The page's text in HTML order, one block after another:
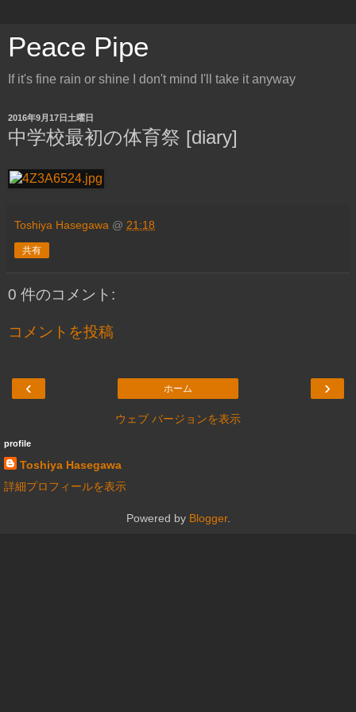
Peace Pipe
If it's fine rain or shine I don't mind I'll take it anyway
2016年9月17日土曜日
中学校最初の体育祭 [diary]
Toshiya Hasegawa @ 21:18
共有
0 件のコメント:
コメントを投稿
‹ ›
ホーム
ウェブ バージョンを表示
profile
Toshiya Hasegawa
詳細プロフィールを表示
Powered by Blogger.